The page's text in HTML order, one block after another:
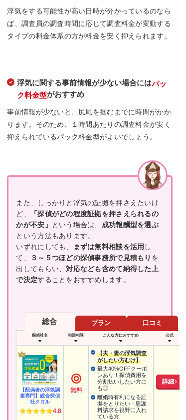
浮気をする可能性が高い日時が分かっているのなら
ば、調査員の調査時間に応じて調査料金が変動する
タイプの料金体系の方が料金を安く抑えられます。
浮気に関する事前情報が少ない場合にはパッ
ク料金型がおすすめ
事前情報が少ないと、尻尾を掴むまでに時間がかか
ります。そのため、１時間あたりの調査料金が安く
抑えられているパック料金型がよいでしょう。
また、しっかりと浮気の証拠を押さえたいけ
ど、
「探偵がどの程度証拠を押さえられるの
かが不安」 という場合は、 成功報酬型を選ぶ
という方法もあります。
いずれにしても、
まずは無料相談を活用 し
て、
３～５つほどの探偵事務所で見積もり を
出してもらい、対応なども含めて納得した上
で決定することをおすすめします。
総合 プラン 口コミ
探偵社名 初回相談 こんな方におすすめ 公式
【配偶者の浮気調
査専門】総合探偵
社クロル
4.8
無料
【夫・妻の浮気調査
がしたい方むけ】
最大40%OFFクーポ
ンあり！探偵費用を
分割払いしたい方に
も◎
離婚時有利になる証
拠をとりたい・慰謝
料請求を視野に入れ
ている方
詳細